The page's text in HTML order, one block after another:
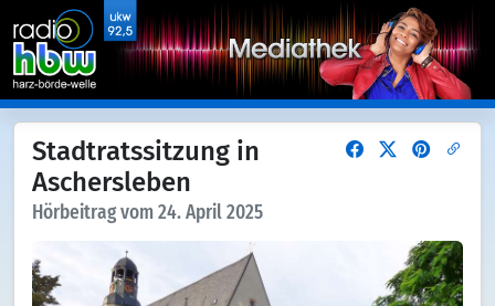
Stadtratssitzung in
Aschersleben
Hörbeitrag vom 24. April 2025